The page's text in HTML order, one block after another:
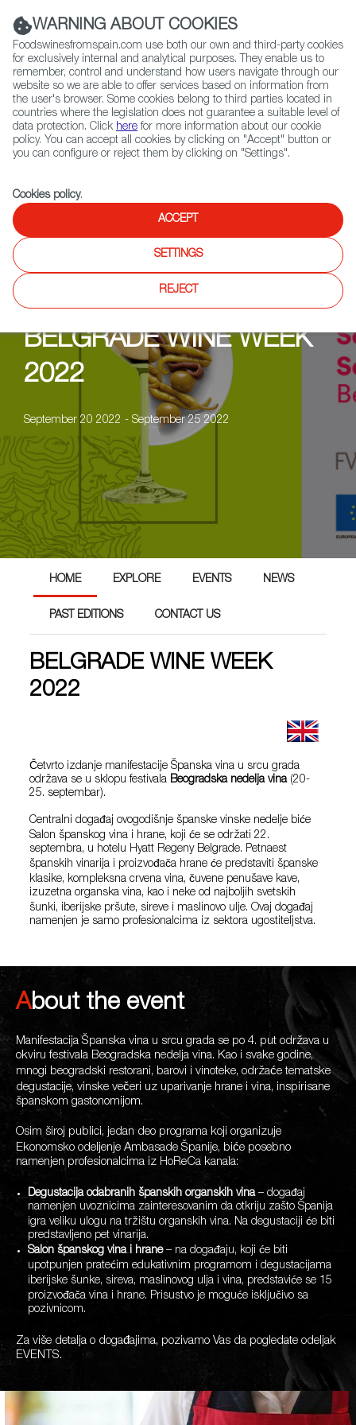
(+34) 913 497 100 |
Contact FWS Worldwide
Search
Home Upcoming Events BELGRADE WINE WEEK 2022
BELGRADE WINE WEEK
2022
September 20 2022 - September 25 2022
HOME EXPLORE EVENTS NEWS
PAST EDITIONS CONTACT US
BELGRADE WINE WEEK
2022
Četvrto izdanje manifestacije Španska vina u srcu grada
održava se u sklopu festivala Beogradska nedelja vina(20-
25. septembar).
Centralni događaj ovogodišnje španske vinske nedelje biće
Salon španskog vina i hrane, koji će se održati 22.
septembra, u hotelu Hyatt Regeny Belgrade. Petnaest
španskih vinarija i proizvođača hrane će predstaviti španske
klasike, kompleksna crvena vina, čuvene penušave kave,
izuzetna organska vina, kao i neke od najboljih svetskih
šunki, iberijske pršute, sireve i maslinovo ulje. Ovaj događaj
namenjen je samo profesionalcima iz sektora ugostiteljstva.
About the event
Manifestacija Španska vina u srcu grada se po 4. put održava u
okviru festivala Beogradska nedelja vina. Kao i svake godine,
mnogi beogradski restorani, barovi i vinoteke, održaće tematske
degustacije, vinske večeri uz uparivanje hrane i vina, inspirisane
španskom gastonomijom.
Osim široj publici, jedan deo programa koji organizuje
Ekonomsko odeljenje Ambasade Španije, biće posebno
namenjen profesionalcima iz HoReCa kanala:
Degustacija odabranih španskih organskih vina– događaj
namenjen uvoznicima zainteresovanim da otkriju zašto Španija
igra veliku ulogu na tržištu organskih vina. Na degustaciji će biti
predstavljeno pet vinarija.
Salon španskog vina i hrane– na događaju, koji će biti
upotpunjen pratećim edukativnim programom i degustacijama
iberijske šunke, sireva, maslinovog ulja i vina, predstaviće se 15
proizvođača vina i hrane. Prisustvo je moguće isključivo sa
pozivnicom.
Za više detalja o događajima, pozivamo Vas da pogledate odeljak
EVENTS.
WARNING ABOUT COOKIES
Foodswinesfromspain.com use both our own and third-party cookies
for exclusively internal and analytical purposes. They enable us to
remember, control and understand how users navigate through our
website so we are able to offer services based on information from
the user's browser. Some cookies belong to third parties located in
countries where the legislation does not guarantee a suitable level of
data protection. Click here for more information about our cookie
policy. You can accept all cookies by clicking on "Accept" button or
you can configure or reject them by clicking on "Settings".
Cookies policy.
ACCEPT
SETTINGS
REJECT